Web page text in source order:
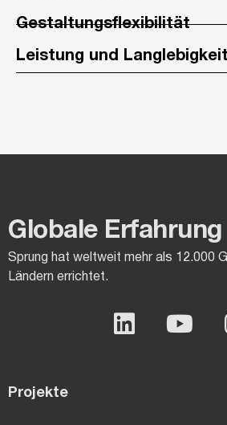
Gestaltungsflexibilität
Leistung und Langlebigkeit
Globale Erfahrung
Sprung hat weltweit mehr als 12.000
Ländern errichtet.
Projekte